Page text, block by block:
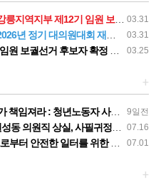
03.31
제12기 임원 보궐선거결과 공고
03.31
정기 대의원대회 재소집 건
03.25
보궐선거 후보자 확정 공고
+
9일전
의 철저한 진상규명과 재발방지 대책 마련하라
07.16
의원직 상실, 사필귀정이다
07.01
노총 강원지역본부 폭염감시단 선포 기자회견
+